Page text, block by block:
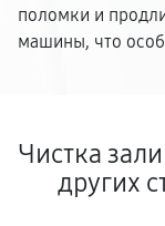
поломки и
машины, что
Чистка
других